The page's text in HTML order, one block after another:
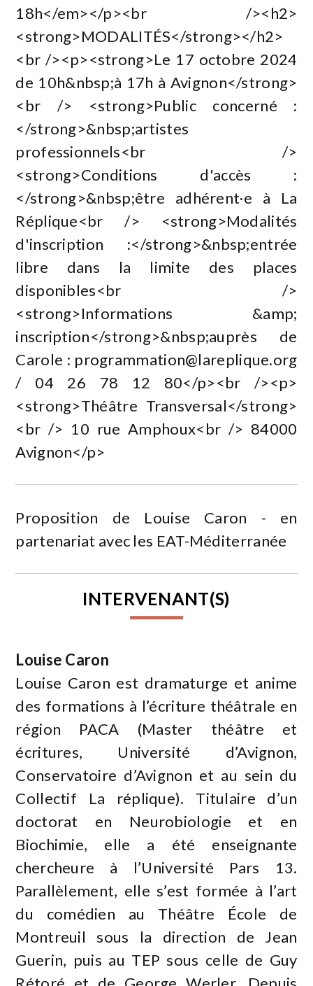
18h</em></p><br /><h2>
<strong>MODALITÉS</strong></h2>
<br /><p><strong>Le 17 octobre 2024
de 10h&nbsp;à 17h à Avignon</strong>
<br /> <strong>Public concerné :
</strong>&nbsp;artistes
professionnels<br />
<strong>Conditions d'accès :
</strong>&nbsp;être adhérent·e à La
Réplique<br /> <strong>Modalités
d'inscription :</strong>&nbsp;entrée
libre dans la limite des places
disponibles<br />
<strong>Informations &amp;
inscription</strong>&nbsp;auprès de
Carole : programmation@lareplique.org
/ 04 26 78 12 80</p><br /><p>
<strong>Théâtre Transversal</strong>
<br /> 10 rue Amphoux<br /> 84000
Avignon</p>
Proposition de Louise Caron - en
partenariat avec les EAT-Méditerranée
INTERVENANT(S)
Louise Caron
Louise Caron est dramaturge et anime
des formations à l’écriture théâtrale en
région PACA (Master théâtre et
écritures, Université d’Avignon,
Conservatoire d’Avignon et au sein du
Collectif La réplique). Titulaire d’un
doctorat en Neurobiologie et en
Biochimie, elle a été enseignante
chercheure à l’Université Pars 13.
Parallèlement, elle s’est formée à l’art
du comédien au Théâtre École de
Montreuil sous la direction de Jean
Guerin, puis au TEP sous celle de Guy